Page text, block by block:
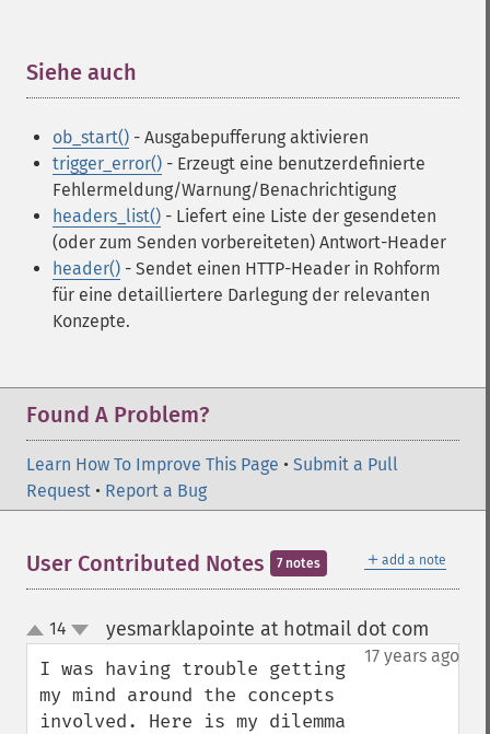
Siehe auch
ob_start() - Ausgabepufferung aktivieren
trigger_error() - Erzeugt eine benutzerdefinierte
Fehlermeldung/Warnung/Benachrichtigung
headers_list() - Liefert eine Liste der gesendeten
(oder zum Senden vorbereiteten) Antwort-Header
header() - Sendet einen HTTP-Header in Rohform
für eine detailliertere Darlegung der relevanten
Konzepte.
Found A Problem?
Learn How To Improve This Page • Submit a Pull
Request • Report a Bug
＋ add a note
User Contributed Notes 7 notes
up
down
14 yesmarklapointe at hotmail dot com
17 years ago
I was having trouble getting
my mind around the concepts
involved. Here is my dilemma